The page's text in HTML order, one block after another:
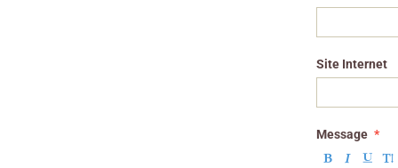
Site Internet
Message